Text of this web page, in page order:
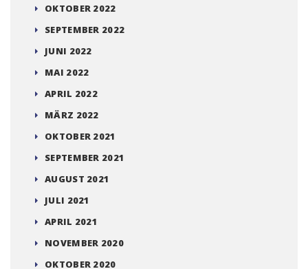
OKTOBER 2022
SEPTEMBER 2022
JUNI 2022
MAI 2022
APRIL 2022
MÄRZ 2022
OKTOBER 2021
SEPTEMBER 2021
AUGUST 2021
JULI 2021
APRIL 2021
NOVEMBER 2020
OKTOBER 2020